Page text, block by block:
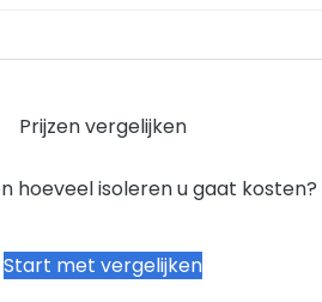
Prijzen vergelijken
hoeveel isoleren u gaat kosten?
Start met vergelijken